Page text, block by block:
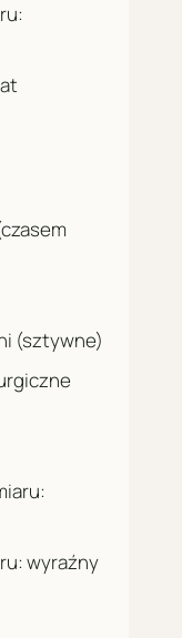
(sztywne)
wyraźny